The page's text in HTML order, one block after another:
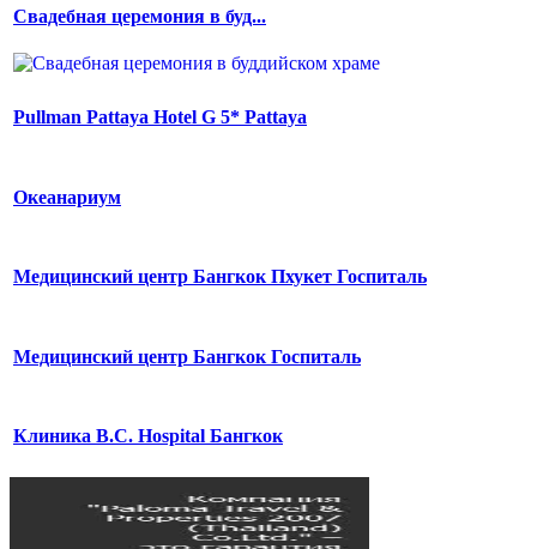
Свадебная церемония в буд...
Pullman Pattaya Hotel G 5* Pattaya
Океанариум
Медицинский центр Бангкок Пхукет Госпиталь
Медицинский центр Бангкок Госпиталь
Клиника B.C. Hospital Бангкок